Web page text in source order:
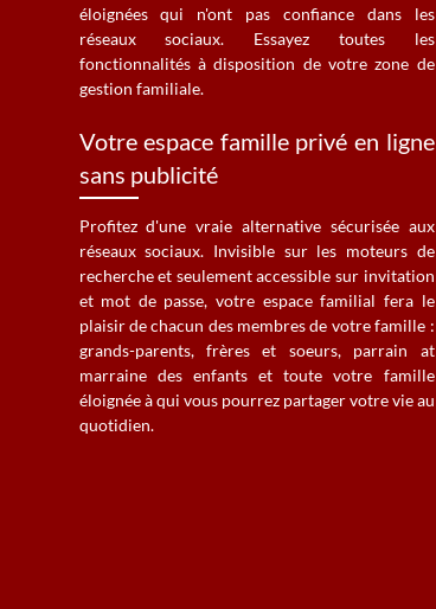
éloignées qui n'ont pas confiance dans les
réseaux sociaux. Essayez toutes les
fonctionnalités à disposition de votre zone de
gestion familiale.
Votre espace famille privé en ligne
sans publicité
Profitez d'une vraie alternative sécurisée aux
réseaux sociaux. Invisible sur les moteurs de
recherche et seulement accessible sur invitation
et mot de passe, votre espace familial fera le
plaisir de chacun des membres de votre famille :
grands-parents, frères et soeurs, parrain at
marraine des enfants et toute votre famille
éloignée à qui vous pourrez partager votre vie au
quotidien.